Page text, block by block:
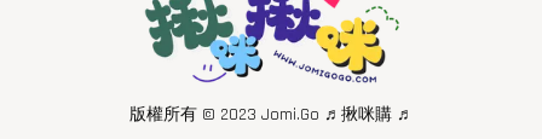
版權所有 © 2023 Jomi.Go ♬揪咪購 ♬